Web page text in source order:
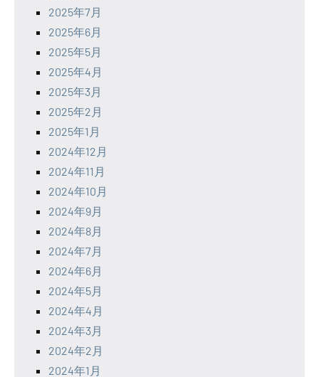
2025年7月
2025年6月
2025年5月
2025年4月
2025年3月
2025年2月
2025年1月
2024年12月
2024年11月
2024年10月
2024年9月
2024年8月
2024年7月
2024年6月
2024年5月
2024年4月
2024年3月
2024年2月
2024年1月